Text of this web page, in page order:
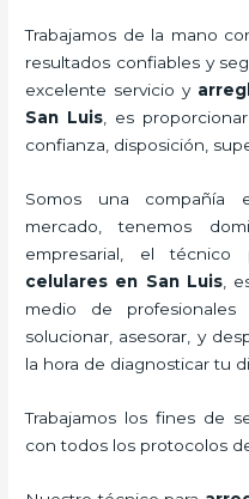
Trabajamos de la mano
resultados confiables y
excelente servicio y
San Luis, es
confianza, disposición,
Somos una compañía
mercado, tenemos
empresarial, el técnico
celulares en San Luis,
medio de profesionales
solucionar, asesorar, y
la hora de diagnosticar tu
Trabajamos los fines de
con todos los protocolos